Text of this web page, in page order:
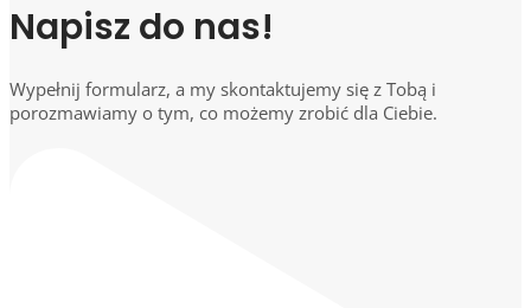
Napisz do nas!
Wypełnij formularz, a my skontaktujemy się z Tobą i
porozmawiamy o tym, co możemy zrobić dla Ciebie.